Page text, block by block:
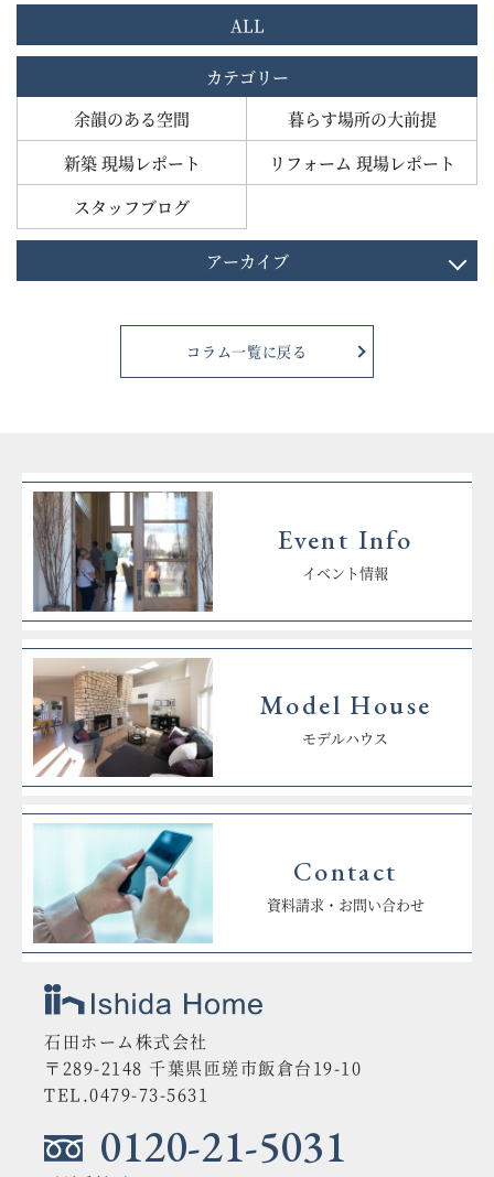
ALL
カテゴリー
余韻のある空間
暮らす場所の大前提
新築 現場レポート
リフォーム 現場レポート
スタッフブログ
アーカイブ
コラム一覧に戻る
Event Info
イベント情報
Model House
モデルハウス
Contact
資料請求・お問い合わせ
石田ホーム株式会社
〒289-2148 千葉県匝瑳市飯倉台19-10
TEL.0479-73-5631
0120-21-5031